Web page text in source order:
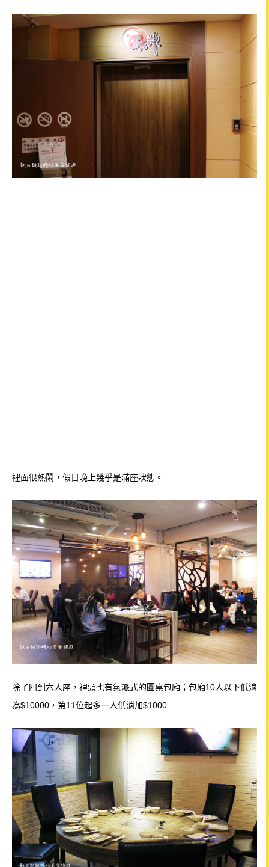
裡面很熱鬧，假日晚上幾乎是滿座狀態。
除了四到六人座，裡頭也有氣派式的圓桌包廂；包廂10人以下低消
為$10000，第11位起多一人低消加$1000